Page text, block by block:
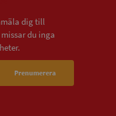
dig till
du inga
Prenumerera